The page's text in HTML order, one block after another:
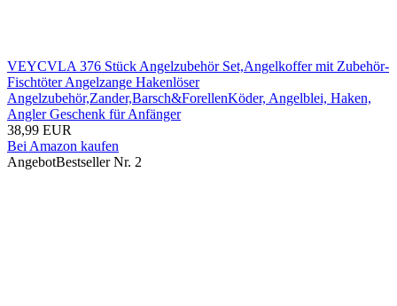
VEYCVLA 376 Stück Angelzubehör Set,Angelkoffer mit Zubehör-
Fischtöter Angelzange Hakenlöser
Angelzubehör,Zander,Barsch&ForellenKöder, Angelblei, Haken,
Angler Geschenk für Anfänger
38,99 EUR
Bei Amazon kaufen
AngebotBestseller Nr. 2